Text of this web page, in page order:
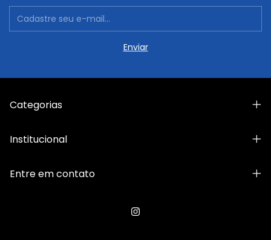
Categorias
Institucional
Entre em contato